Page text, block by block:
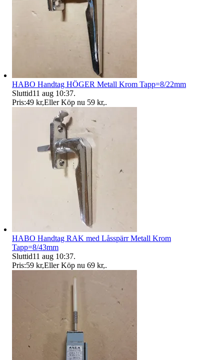
HABO Handtag HÖGER Metall Krom Tapp=8/22mm
Sluttid11 aug 10:37.
Pris:49 kr,Eller Köp nu 59 kr,.
HABO Handtag RAK med Låsspärr Metall Krom
Tapp=8/43mm
Sluttid11 aug 10:37.
Pris:59 kr,Eller Köp nu 69 kr,.